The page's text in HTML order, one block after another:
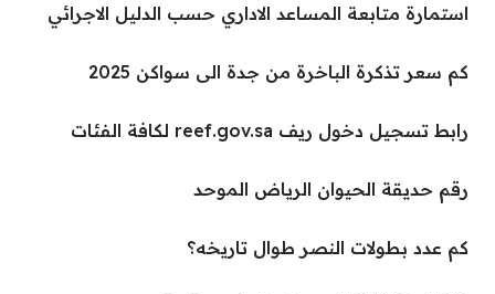
استمارة متابعة المساعد الاداري حسب الدليل الاجرائي
كم سعر تذكرة الباخرة من جدة الى سواكن 2025
رابط تسجيل دخول ريف reef.gov.sa لكافة الفئات
رقم حديقة الحيوان الرياض الموحد
كم عدد بطولات النصر طوال تاريخه؟